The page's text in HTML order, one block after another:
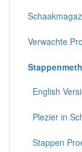
Verwachte
English
Plezier in
Stappen